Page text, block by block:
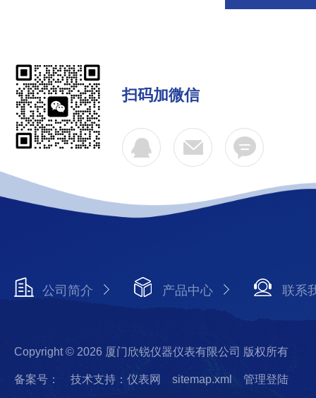
扫码加微信
公司简介 产品中心 联系
Copyright © 2026 厦门欣锐仪器仪表有限公司 版权所有
备案号： 技术支持：仪表网 sitemap.xml 管理登陆